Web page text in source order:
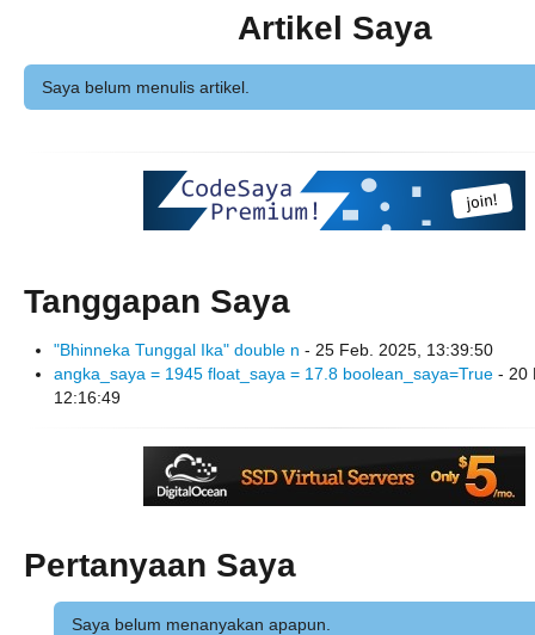
Artikel Saya
Saya belum menulis artikel.
Tanggapan Saya
"Bhinneka Tunggal Ika" double n - 25 Feb. 2025, 13:39:50
angka_saya = 1945 float_saya = 17.8 boolean_saya=True - 20
12:16:49
Pertanyaan Saya
Saya belum menanyakan apapun.